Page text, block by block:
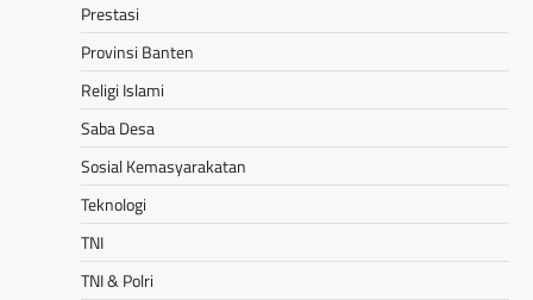
Prestasi
Provinsi Banten
Religi Islami
Saba Desa
Sosial Kemasyarakatan
Teknologi
TNI
TNI & Polri